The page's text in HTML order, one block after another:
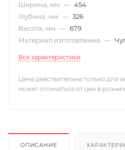
Ширина, мм — 454
Глубина, мм — 326
Высота, мм — 679
Материал изготовления —
Все характеристики
Цена действительна только для
может отличаться от цен в
ОПИСАНИЕ